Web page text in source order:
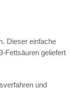
Dieser einfache
Fettsäuren geliefert
und